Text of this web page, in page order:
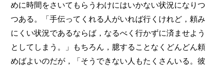
めに時間をさいてもらうわけにはいかない状況になりつ
つある。「手伝ってくれる人がいれば行くけれど，頼み
にくい状況であるならば，なるべく行かずに済ませよう
としてしまう。」もちろん，臆することなくどんどん頼
めばよいのだが，「そうできない人もたくさんいる。彼